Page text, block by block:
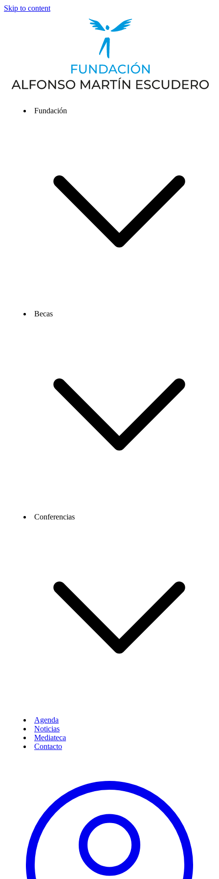
Skip to content
Fundación
Becas
Conferencias
Agenda
Noticias
Mediateca
Contacto